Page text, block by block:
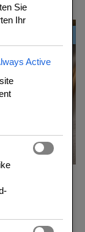
mit
Sie
Ihr
Active